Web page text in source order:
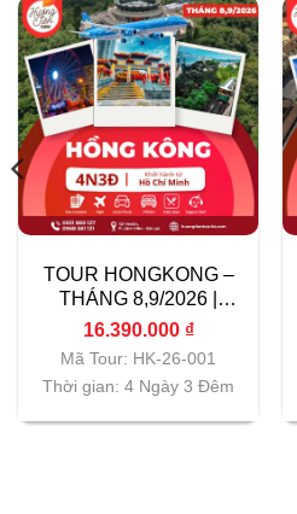
TOUR HONGKONG –
THÁNG 8,9/2026 |
Vietnam Airlines|
16.390.000 ₫
Mã Tour: HK-26-001
Thời gian: 4 Ngày 3 Đêm